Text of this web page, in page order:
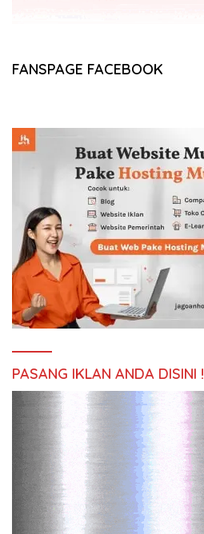
FANSPAGE FACEBOOK
PASANG IKLAN ANDA DISINI !